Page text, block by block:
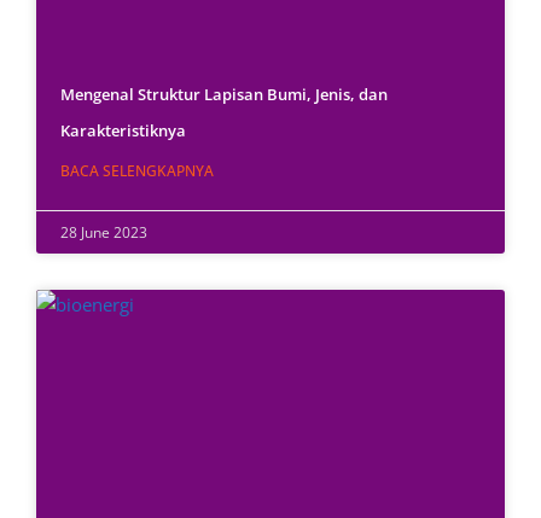
Mengenal Struktur Lapisan Bumi, Jenis, dan
Karakteristiknya
BACA SELENGKAPNYA
28 June 2023